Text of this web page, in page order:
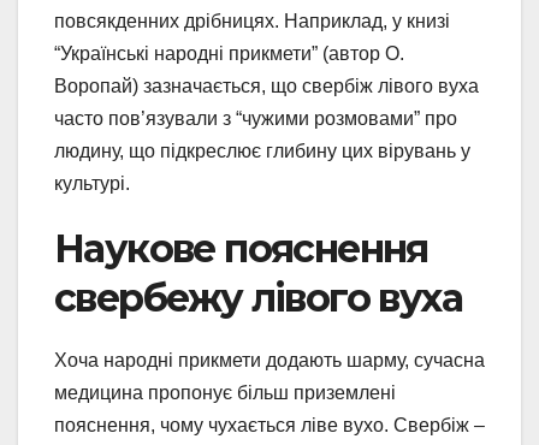
повсякденних дрібницях. Наприклад, у книзі
“Українські народні прикмети” (автор О.
Воропай) зазначається, що свербіж лівого вуха
часто пов’язували з “чужими розмовами” про
людину, що підкреслює глибину цих вірувань у
культурі.
Наукове пояснення
свербежу лівого вуха
Хоча народні прикмети додають шарму, сучасна
медицина пропонує більш приземлені
пояснення, чому чухається ліве вухо. Свербіж –